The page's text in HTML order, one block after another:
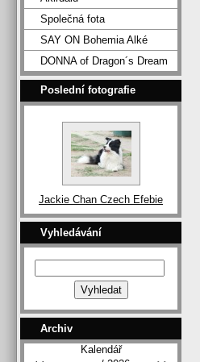
Společná fota
SAY ON Bohemia Alké
DONNA of Dragon´s Dream
Poslední fotografie
Jackie Chan Czech Efebie
Vyhledávání
Archiv
Kalendář